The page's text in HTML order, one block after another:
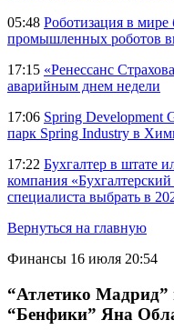
05:48 Роботизация в мире
промышленных роботов
17:15 «Ренессанс
аварийным днем недели
17:06 Spring Development
парк Spring Industry в
17:22 Бухгалтер в штате
компания «Бухгалтерский
специалиста выбрать в
Вернуться на главную
Финансы 16 июля 20:54
“Атлетико Мадрид”
“Бенфики” Яна